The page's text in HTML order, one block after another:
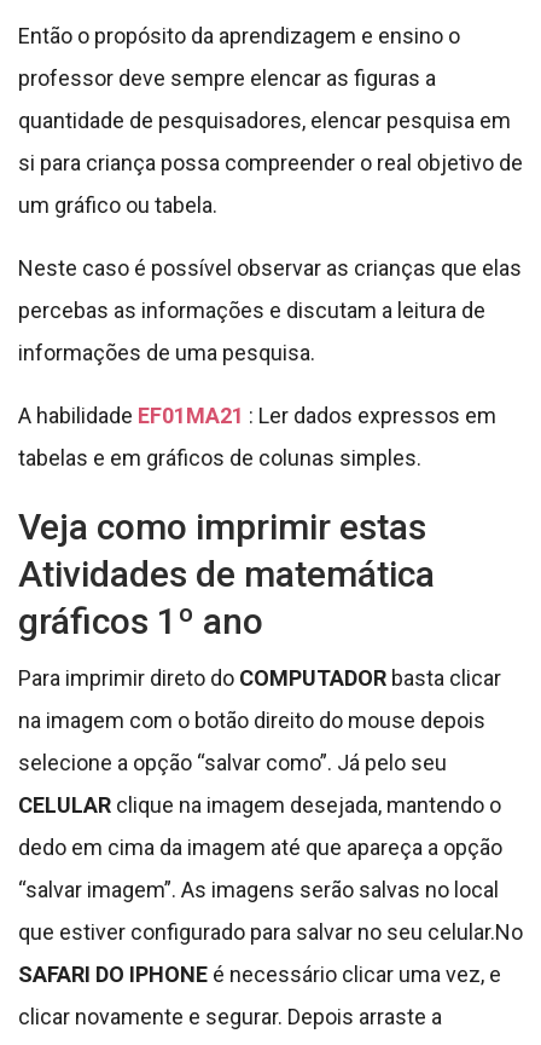
Então o propósito da aprendizagem e ensino o
professor deve sempre elencar as figuras a
quantidade de pesquisadores, elencar pesquisa em
si para criança possa compreender o real objetivo de
um gráfico ou tabela.
Neste caso é possível observar as crianças que elas
percebas as informações e discutam a leitura de
informações de uma pesquisa.
A habilidade EF01MA21 : Ler dados expressos em
tabelas e em gráficos de colunas simples.
Veja como imprimir estas
Atividades de matemática
gráficos 1º ano
Para imprimir direto do COMPUTADOR basta clicar
na imagem com o botão direito do mouse depois
selecione a opção “salvar como”. Já pelo seu
CELULAR clique na imagem desejada, mantendo o
dedo em cima da imagem até que apareça a opção
“salvar imagem”. As imagens serão salvas no local
que estiver configurado para salvar no seu celular.No
SAFARI DO IPHONE é necessário clicar uma vez, e
clicar novamente e segurar. Depois arraste a